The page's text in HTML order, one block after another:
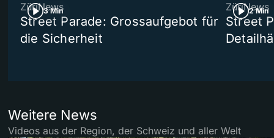
3 Min
ZüriNews
Street Parade: Grossaufgebot für
die Sicherheit
2 Min
ZüriNews
Street
Weitere News
Videos aus der Region, der Schweiz und aller Welt